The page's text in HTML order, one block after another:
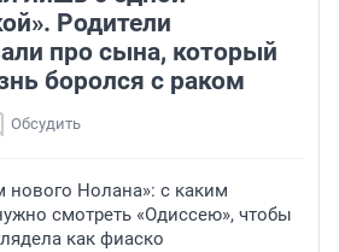
Родители
про сына, который
боролся с раком
Обсудить
Нолана»: с каким
смотреть «Одиссею», чтобы
как фиаско